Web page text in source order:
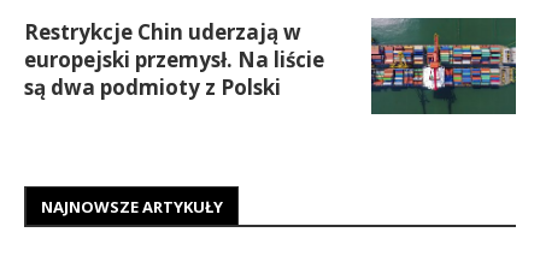
Restrykcje Chin uderzają w
europejski przemysł. Na liście
są dwa podmioty z Polski
NAJNOWSZE ARTYKUŁY